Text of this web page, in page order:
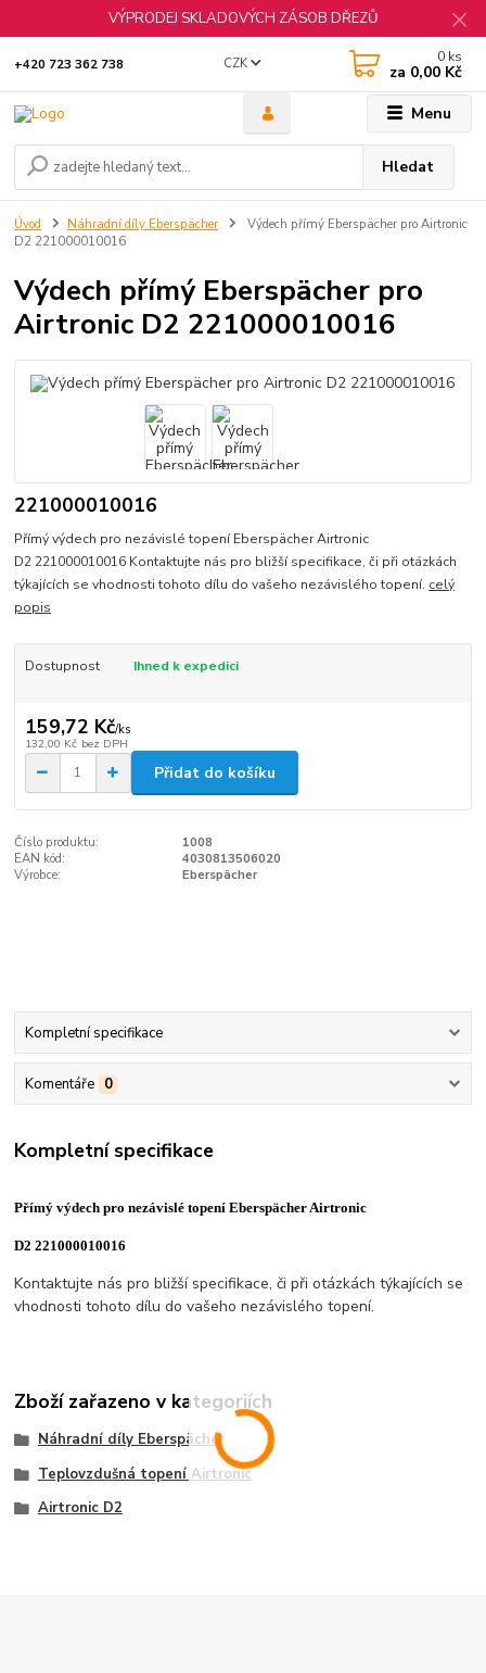
VÝPRODEJ SKLADOVÝCH ZÁSOB DŘEZŮ
Menu
CZK
Hledat
+420 723 362 738 0 ks
za 0,00 Kč
Úvod Náhradní díly Eberspächer
Výdech přímý Eberspächer pro Airtronic
D2 221000010016
Výdech přímý Eberspächer pro
Airtronic D2 221000010016
221000010016
Přímý výdech pro nezávislé topení Eberspächer Airtronic
D2 221000010016 Kontaktujte nás pro bližší specifikace, či při otázkách
týkajících se vhodnosti tohoto dílu do vašeho nezávislého topení. celý
popis
Dostupnost Ihned k expedici
159,72 Kč/ks
132,00 Kč bez DPH
Přidat do košíku
Číslo produktu:
1008
EAN kód:
4030813506020
Výrobce:
Eberspächer
Kompletní specifikace
Komentáře 0
Kompletní specifikace
Přímý výdech pro nezávislé topení Eberspächer Airtronic
D2 221000010016
Kontaktujte nás pro bližší specifikace, či při otázkách týkajících se
vhodnosti tohoto dílu do vašeho nezávislého topení.
Zboží zařazeno v kategoriích
Náhradní díly Eberspächer
Teplovzdušná topení Airtronic
Airtronic D2